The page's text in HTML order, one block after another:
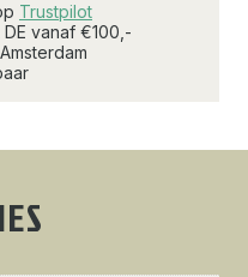
Trustpilot
vanaf €100,-